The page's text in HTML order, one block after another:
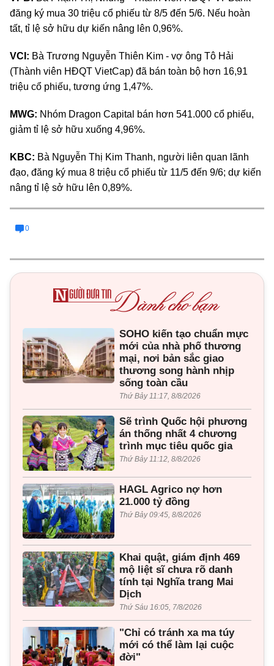
đăng ký mua 30 triệu cổ phiếu từ 8/5 đến 5/6. Nếu hoàn
tất, tỉ lệ sở hữu dự kiến nâng lên 0,96%.
VCI: Bà Trương Nguyễn Thiên Kim - vợ ông Tô Hải
(Thành viên HĐQT VietCap) đã bán toàn bộ hơn 16,91
triệu cổ phiếu, tương ứng 1,47%.
MWG: Nhóm Dragon Capital bán hơn 541.000 cổ phiếu,
giảm tỉ lệ sở hữu xuống 4,96%.
KBC: Bà Nguyễn Thị Kim Thanh, người liên quan lãnh
đạo, đăng ký mua 8 triệu cổ phiếu từ 11/5 đến 9/6; dự kiến
nâng tỉ lệ sở hữu lên 0,89%.
0
SOHO kiến tạo chuẩn mực
mới của nhà phố thương
mại, nơi bản sắc giao
thương song hành nhịp
sống toàn cầu
Thứ Bảy 11:17, 8/8/2026
Sẽ trình Quốc hội phương
án thống nhất 4 chương
trình mục tiêu quốc gia
Thứ Bảy 11:12, 8/8/2026
HAGL Agrico nợ hơn
21.000 tỷ đồng
Thứ Bảy 09:45, 8/8/2026
Khai quật, giám định 469
mộ liệt sĩ chưa rõ danh
tính tại Nghĩa trang Mai
Dịch
Thứ Sáu 16:05, 7/8/2026
"Chỉ có tránh xa ma túy
mới có thể làm lại cuộc
đời"